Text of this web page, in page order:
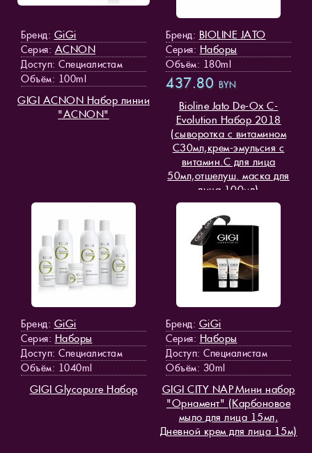
Бренд: GiGi
Серия: ACNON
Доступ: Специалистам
Объём: 100ml
GIGI ACNON Набор линии
"ACNON"
Бренд: BIOLINE JATO
Серия: Наборы
Объём: 180ml
437.80 BYN
Bioline Jato De-Ox C-
Evolution Набор 2018
(сыворотка с витамином
С30мл,крем-эмульсия с
витамин.С для лица
50мл,отшелуш. маска для
лица 100мл)
Бренд: GiGi
Серия: Наборы
Доступ: Специалистам
Объём: 1040ml
GIGI Glycopure Набор
Бренд: GiGi
Серия: Наборы
Доступ: Специалистам
Объём: 30ml
GIGI CITY NAP Мини набор
"Орнамент" (Карбоновое
мыло для лица 15мл,
Дневной крем для лица 15м)